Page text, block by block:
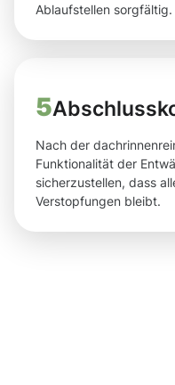
Ablaufstellen sorgfältig.
5
Nach der
Funktionalität der
sicherzustellen, dass
Verstopfungen bleibt.